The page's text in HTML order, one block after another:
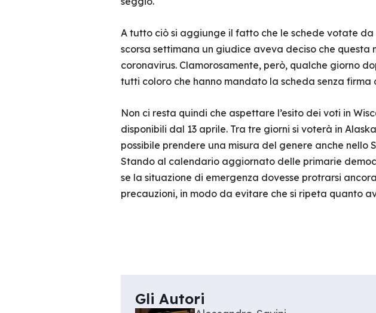
A tutto ciò si aggiunge il fatto che le schede votate
scorsa settimana un giudice aveva deciso che
coronavirus. Clamorosamente, però, qualche giorno
tutti coloro che hanno mandato la scheda senza
Non ci resta quindi che aspettare l’esito dei voti in
disponibili dal 13 aprile. Tra tre giorni si voterà in
possibile prendere una misura del genere anche nello
Stando al calendario aggiornato delle primarie
se la situazione di emergenza dovesse protrarsi
precauzioni, in modo da evitare che si ripeta quanto
Gli Autori